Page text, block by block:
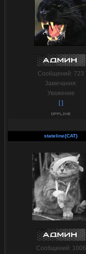
Сообщений: 723
Замечания:
Уважение
[ ]
stateline{CAT}
Сообщений: 1006